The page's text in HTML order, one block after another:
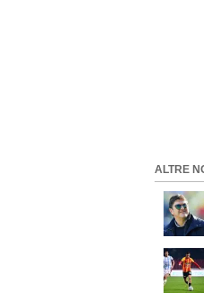
ALTRE